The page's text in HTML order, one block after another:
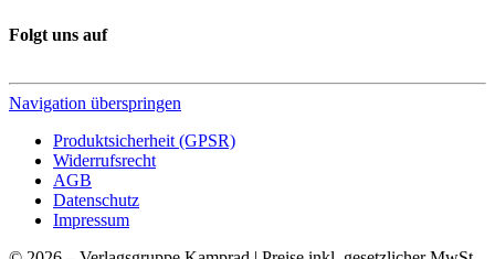
Folgt uns auf
Navigation überspringen
Produktsicherheit (GPSR)
Widerrufsrecht
AGB
Datenschutz
Impressum